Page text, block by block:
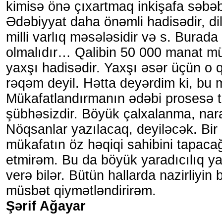
kimisə önə çıxartmaq inkişafa
Ədəbiyyat daha önəmli hadisədir,
milli varlıq məsələsidir və s.
olmalıdır… Qalibin 50 000 manat
yaxşı hadisədir. Yaxşı əsər üçün o
rəqəm deyil. Hətta deyərdim ki, bu
Mükafatlandırmanın ədəbi prosesə
şübhəsizdir. Böyük çalxalanma,
Nöqsanlar yazılacaq, deyiləcək.
mükafatın öz həqiqi sahibini
etmirəm. Bu da böyük yaradıcılıq
verə bilər. Bütün hallarda nazirliyin
müsbət qiymətləndirirəm.
Şərif Ağayar